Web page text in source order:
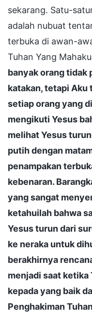
sekarang. Satu-
adalah nubuat
terbuka di awan-
Tuhan Yang
banyak orang tidak
katakan, tetapi Aku
setiap orang yang
mengikuti Yesus
melihat Yesus
putih dengan
penampakan
kebenaran.
yang sangat
ketahuilah bahwa
Yesus turun dari
ke neraka untuk
berakhirnya
menjadi saat ketika
kepada yang baik
Penghakiman